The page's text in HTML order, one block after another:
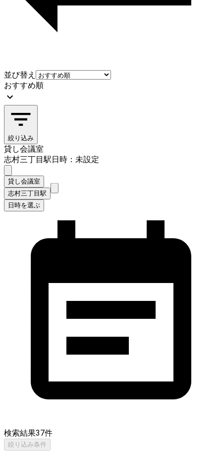
並び替え
おすすめ順
絞り込み
貸し会議室
志村三丁目駅日時：未設定
貸し会議室
志村三丁目駅
日時を選ぶ
検索結果37件
絞り込み条件